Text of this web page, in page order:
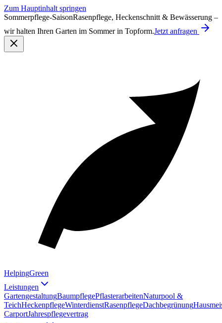
Zum Hauptinhalt springen
Sommerpflege-SaisonRasenpflege, Heckenschnitt & Bewässerung –
wir halten Ihren Garten im Sommer in Topform.Jetzt anfragen
HelpingGreen
Leistungen
GartengestaltungBaumpflegePflasterarbeitenNaturpool &
TeichHeckenpflegeWinterdienstRasenpflegeDachbegrünung
CarportJahrespflegevertrag